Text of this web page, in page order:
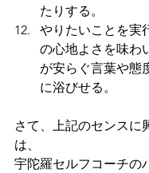
たりする。
やりたいことを実
の心地よさを味わ
が安らぐ言葉や態
に浴びせる。
さて、上記のセンスに
は、
宇陀羅セルフコーチの